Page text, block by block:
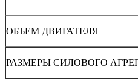
ОБЪЕМ ДВИГАТЕЛЯ
РАЗМЕРЫ СИЛОВОГО